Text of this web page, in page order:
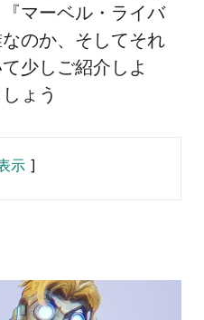
マーベル・ライバ
のか、そしてそれ
少しご紹介しよ
ょう
示